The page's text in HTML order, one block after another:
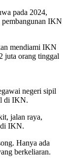
pada 2024,
pembangunan IKN
mendiami IKN
juta orang tinggal
negeri sipil
di IKN.
jalan raya,
di IKN.
Hanya ada
berkeliaran.